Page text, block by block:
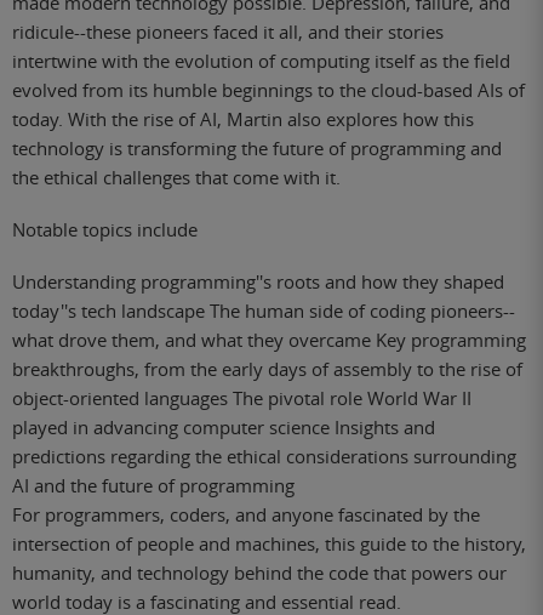
ridicule--these pioneers faced it all, and their stories
intertwine with the evolution of computing itself as the field
evolved from its humble beginnings to the cloud-based AIs of
today. With the rise of AI, Martin also explores how this
technology is transforming the future of programming and
the ethical challenges that come with it.
Notable topics include
Understanding programming''s roots and how they shaped
today''s tech landscape The human side of coding pioneers--
what drove them, and what they overcame Key programming
breakthroughs, from the early days of assembly to the rise of
object-oriented languages The pivotal role World War II
played in advancing computer science Insights and
predictions regarding the ethical considerations surrounding
AI and the future of programming
For programmers, coders, and anyone fascinated by the
intersection of people and machines, this guide to the history,
humanity, and technology behind the code that powers our
world today is a fascinating and essential read.